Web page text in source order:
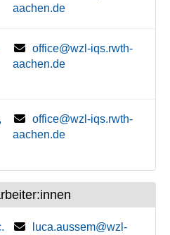
aachen.de
office@wzl-iqs.rwth-
aachen.de
office@wzl-iqs.rwth-
aachen.de
luca.aussem@wzl-